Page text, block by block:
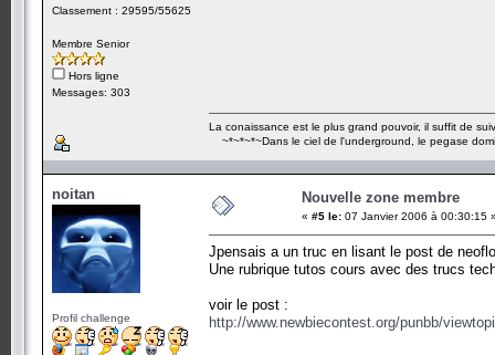
Classement : 29595/55625
Membre Senior
Hors ligne
Messages: 303
La conaissance est le plus grand pouvoir, il suffit de
~*~*~*~Dans le ciel de l'underground, le pegase
noitan
Profil challenge
Nouvelle zone membre
« #5 le: 07 Janvier 2006 à 00:30:15
Jpensais a un truc en lisant le post de
Une rubrique tutos cours avec des trucs
voir le post :
http://www.newbiecontest.org/punbb/